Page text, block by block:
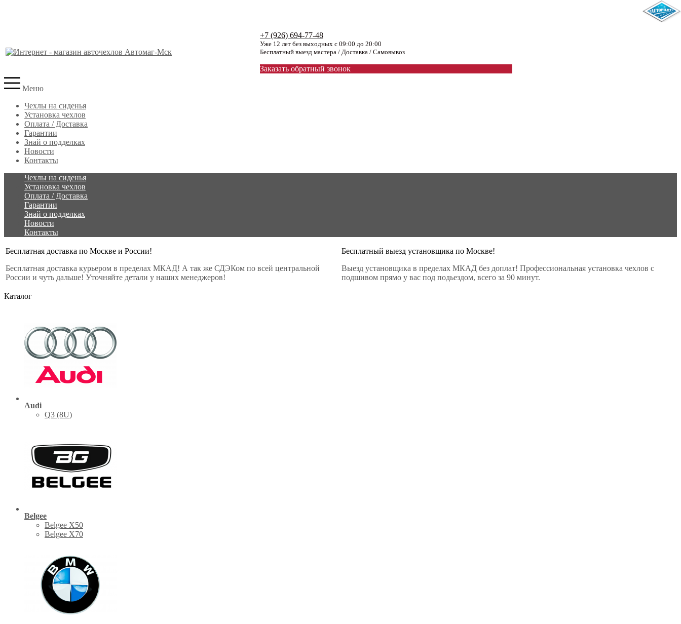
+7 (926) 694-77-48
Уже 12 лет без выходных с 09:00 до 20:00
Бесплатный выезд мастера / Доставка / Самовывоз
Заказать обратный звонок
Меню
Чехлы на сиденья
Установка чехлов
Оплата / Доставка
Гарантии
Знай о подделках
Новости
Контакты
Чехлы на сиденья
Установка чехлов
Оплата / Доставка
Гарантии
Знай о подделках
Новости
Контакты
Бесплатная доставка по Москве и России!
Бесплатная доставка курьером в пределах МКАД! А так же СДЭКом по всей центральной
России и чуть дальше! Уточняйте детали у наших менеджеров!
Бесплатный выезд установщика по Москве!
Выезд установщика в пределах МКАД без доплат! Профессиональная установка чехлов с
подшивом прямо у вас под подьездом, всего за 90 минут.
Каталог
Audi
Q3 (8U)
Belgee
Belgee X50
Belgee X70